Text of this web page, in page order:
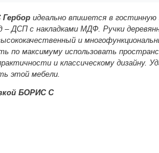
идеально впишется в
– ДСП с накладками МДФ. Ручки
и
по максимуму использовать
и классическому
этой мебели.
БОРИС С